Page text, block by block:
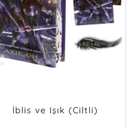
İblis ve Işık (Ciltli)